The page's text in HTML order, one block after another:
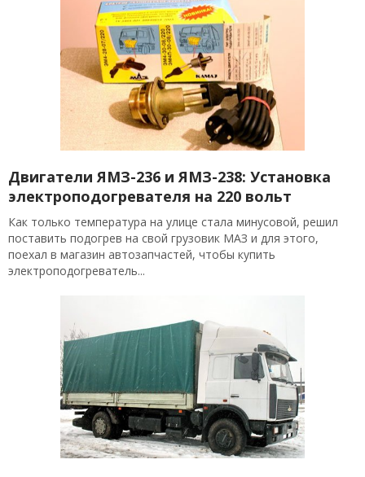
Двигатели ЯМЗ-236 и ЯМЗ-238: Установка
электроподогревателя на 220 вольт
Как только температура на улице стала минусовой, решил
поставить подогрев на свой грузовик МАЗ и для этого,
поехал в магазин автозапчастей, чтобы купить
электроподогреватель...